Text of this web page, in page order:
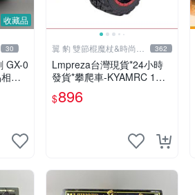
收藏品
30
GX-0
如
翼 豹 雙節棍魔杖&時尚廣
場
362
Lmpreza台灣現貨*24小時
發貨*攀爬車-KYAMRC 1：1
4新款RC遙控車專業大腳攀
爬越野賽車玩具汽車模型car
$896